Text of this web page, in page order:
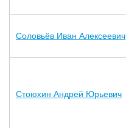
Соловьёв Иван Алексеевич
Стоюхин Андрей Юрьевич